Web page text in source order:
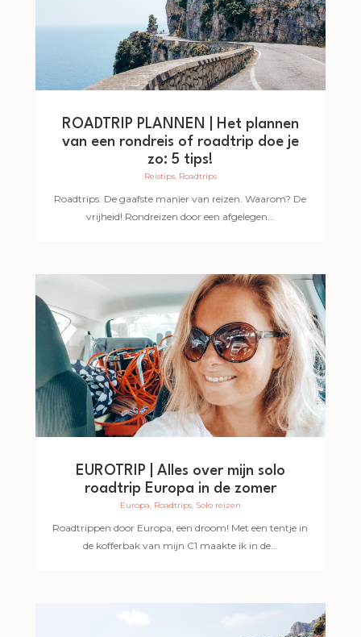
ROADTRIP PLANNEN | Het plannen
van een rondreis of roadtrip doe je
zo: 5 tips!
Reistips, Roadtrips
Roadtrips. De gaafste manier van reizen. Waarom? De
vrijheid! Rondreizen door een afgelegen...
EUROTRIP | Alles over mijn solo
roadtrip Europa in de zomer
Europa, Roadtrips, Solo reizen
Roadtrippen door Europa, een droom! Met een tentje in
de kofferbak van mijn C1 maakte ik in de...